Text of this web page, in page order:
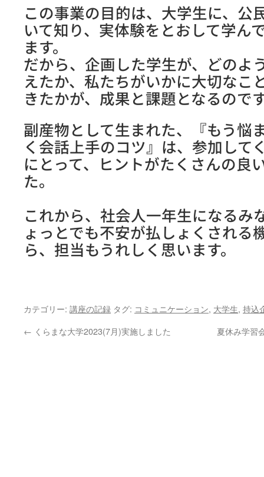
この事業の目的は、大学生に、公
いて知り、実体験をとおして学ん
ます。
だから、企画した学生が、どのよ
えたか、私たちがいかに大切なこ
きたかが、成果と課題となるので
副産物として生まれた、『もう悩
く会話上手のコツ』は、参加して
にとって、ヒントがたくさんの良
た。
これから、社会人一年生になるみ
ょっとでも不安が払しょくされる
ら、担当もうれしく思います。
カテゴリー: 講座の記録 タグ: コミュニケーション, 大学生, 持込
← くらまな大学2023(7月)実施しました 夏休み学習